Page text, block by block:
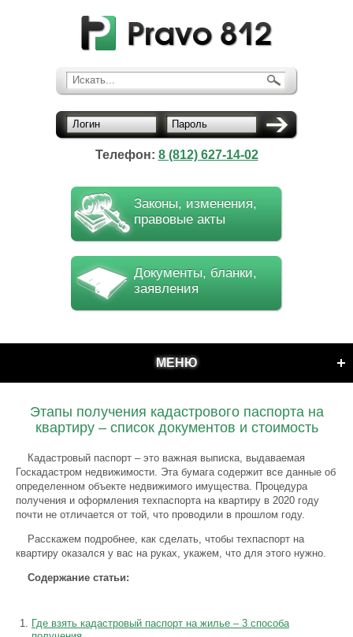
Искать...
Логин Пароль
Телефон: 8 (812) 627-14-02
Законы, изменения,
правовые акты
Документы, бланки,
заявления
МЕНЮ
Этапы получения кадастрового паспорта на
квартиру – список документов и стоимость
Кадастровый паспорт – это важная выписка, выдаваемая
Госкадастром недвижимости. Эта бумага содержит все данные об
определенном объекте недвижимого имущества. Процедура
получения и оформления техпаспорта на квартиру в 2020 году
почти не отличается от той, что проводили в прошлом году.
Расскажем подробнее, как сделать, чтобы техпаспорт на
квартиру оказался у вас на руках, укажем, что для этого нужно.
Содержание статьи:
Где взять кадастровый паспорт на жилье – 3 способа